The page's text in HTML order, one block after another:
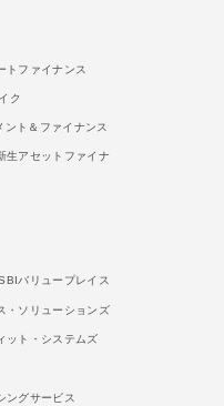
トファイナンス
ク
ト＆ファイナンス
生アセットファイナ
バリュープレイス
・ソリューションズ
ット・システムズ
ングサービス